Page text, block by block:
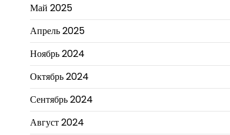
Май 2025
Апрель 2025
Ноябрь 2024
Октябрь 2024
Сентябрь 2024
Август 2024